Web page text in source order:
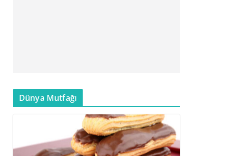
Dünya Mutfağı